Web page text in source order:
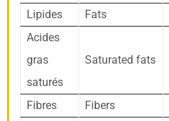
Lipides Fats
Acides
gras
saturés
Saturated fats
Fibres Fibers